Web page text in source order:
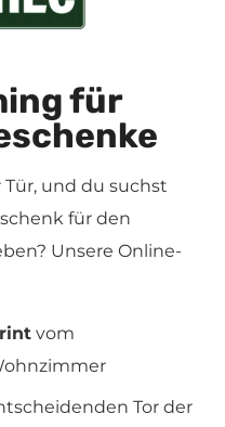
für
und du suchst
für den
Unsere Online-
vom
Tor der